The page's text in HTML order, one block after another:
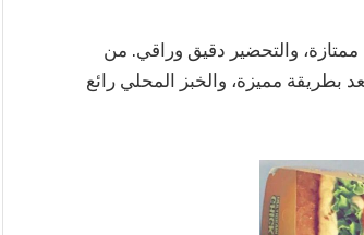
والتحضير دقيق وراقي. من
مميزة، والخبز المحلي رائع